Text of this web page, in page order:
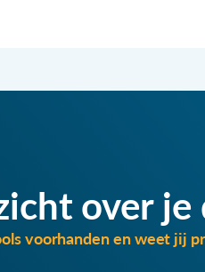
over je
voorhanden en weet jij